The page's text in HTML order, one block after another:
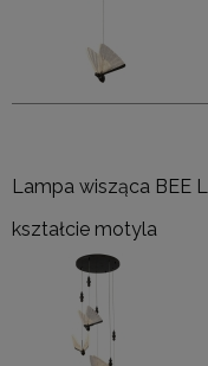
Lampa wisząca BEE
kształcie motyla